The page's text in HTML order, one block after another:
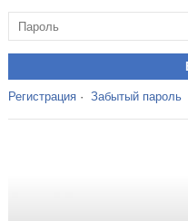
Регистрация· Забытый пароль